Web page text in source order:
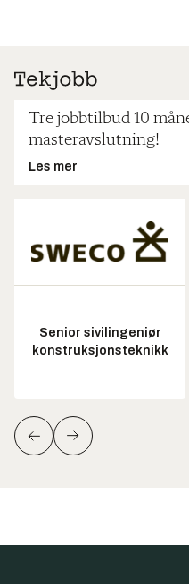
Tre jobbtilbud 10
masteravslutning!
Les mer
Senior sivilingeniør
konstruksjonsteknikk